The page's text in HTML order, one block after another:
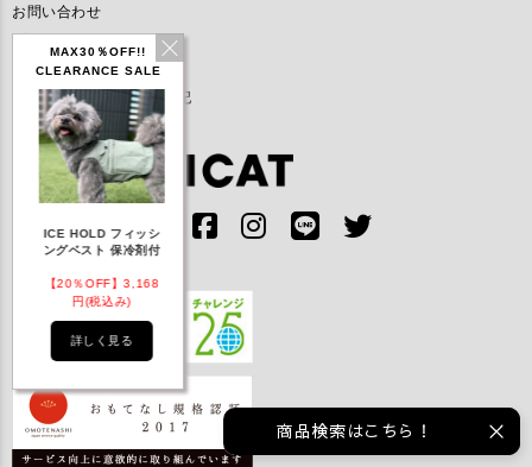
MAX30％OFF!!
CLEARANCE SALE
ッククーラー 保冷剤
付
【20％OFF】1,760
円(税込み)
詳しく見る
テックタンク 遮熱
お問い合わせ
利用規約
特定商取引法に基づく表記
商品検索はこちら！